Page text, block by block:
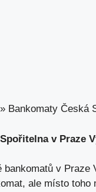
» Bankomaty Česká
v⁢ Praze
​v
​ale místo